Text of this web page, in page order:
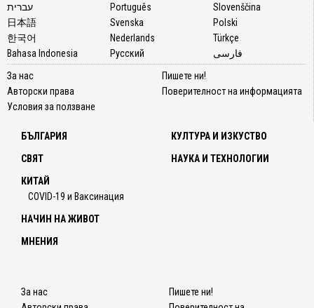
עברית
日本語
한국어
Bahasa Indonesia
Português
Svenska
Nederlands
Русский
Slovenščina
Polski
Türkçe
فارسی
За нас
Авторски права
Условия за ползване
Пишете ни!
Поверителност на информацията
БЪЛГАРИЯ
СВЯТ
КИТАЙ
COVID-19 и Ваксинация
КУЛТУРА И ИЗКУСТВО
НАУКА И ТЕХНОЛОГИИ
НАЧИН НА ЖИВОТ
МНЕНИЯ
За нас
Пишете ни!